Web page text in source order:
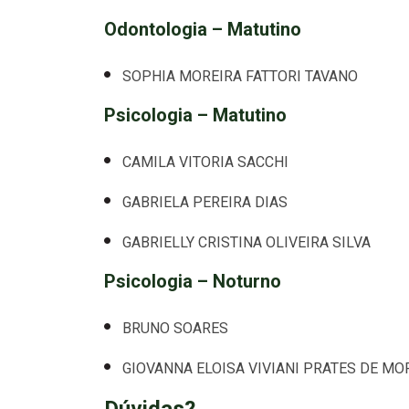
Odontologia – Matutino
SOPHIA MOREIRA FATTORI TAVANO
Psicologia – Matutino
CAMILA VITORIA SACCHI
GABRIELA PEREIRA DIAS
GABRIELLY CRISTINA OLIVEIRA SILVA
Psicologia – Noturno
BRUNO SOARES
GIOVANNA ELOISA VIVIANI PRATES DE